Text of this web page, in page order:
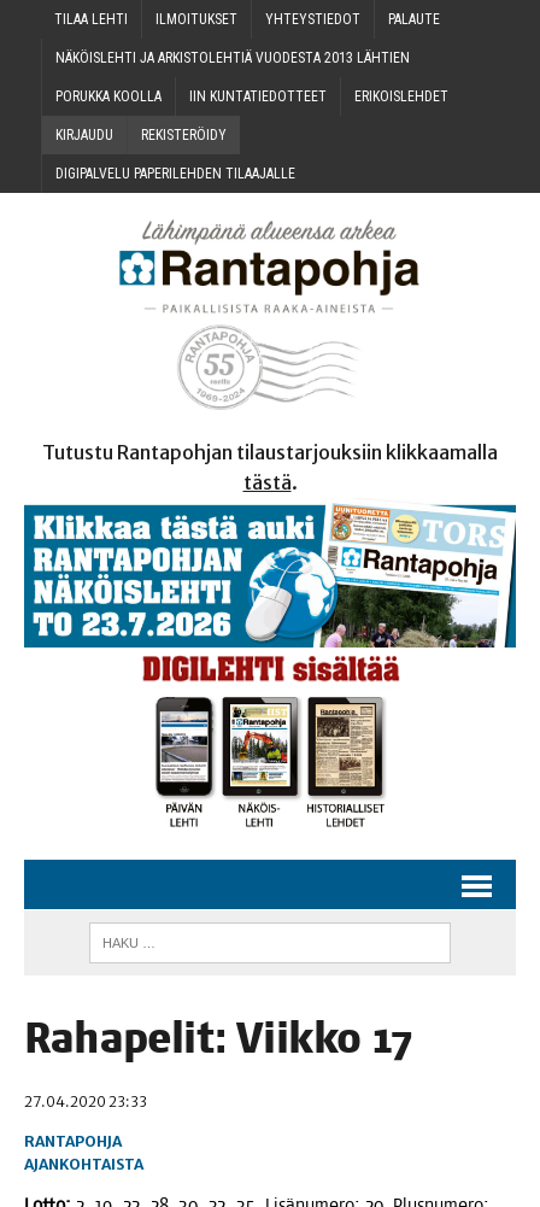
TILAA LEH­TI ILMOI­TUK­SET YHTEYS­TIE­DOT PALAU­TE
NÄKÖIS­LEH­TI JA ARKIS­TO­LEH­TIÄ VUO­DES­TA 2013 LÄHTIEN
PORUK­KA KOOLLA IIN KUN­TA­TIE­DOT­TEET ERI­KOIS­LEH­DET
KIR­JAU­DU REKIS­TE­RÖI­DY
DIGI­PAL­VE­LU PAPE­RI­LEH­DEN TILAAJALLE
Tutustu Rantapohjan tilaustarjouksiin klikkaamalla
tästä.
Raha­pe­lit: Viik­ko 17
27.04.2020 23:33
RANTAPOHJA
AJANKOHTAISTA